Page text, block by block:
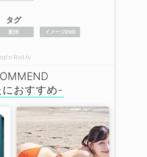
タグ
配信 イメージDVD